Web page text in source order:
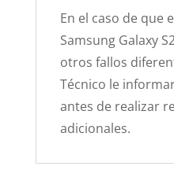
En el caso de que
Samsung Galaxy
otros fallos
Técnico le
antes de realizar
adicionales.